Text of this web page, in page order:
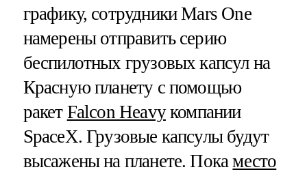
графику, сотрудники Mars One
намерены отправить серию
беспилотных грузовых капсул на
Красную планету с помощью
ракет Falcon Heavyкомпании
SpaceX. Грузовые капсулы будут
высажены на планете. Покаместо